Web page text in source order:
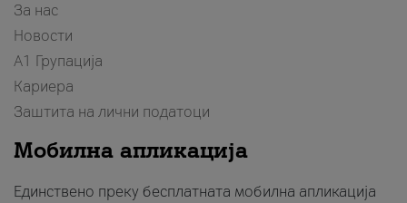
За нас
Новости
А1 Групација
Кариера
Заштита на лични податоци
Мобилна апликација
Единствено преку бесплатната мобилна апликација